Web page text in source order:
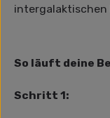
intergalaktischen
So läuft deine
Schritt 1: